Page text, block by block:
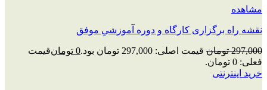
مشاهده
نقشه راه برگزاری کارگاه و دوره آموزشیِ موفق
297,000 تومان قیمت اصلی: 297,000 تومان بود. 0 تومانقیمت
فعلی: 0 تومان.
خرید اینترنتی